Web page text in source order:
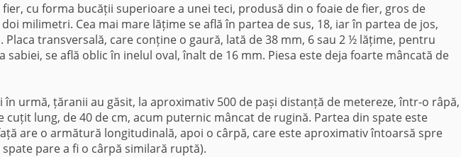
fier, cu forma bucății superioare a unei teci, produsă din o foaie de fier, gros de
milimetri. Cea mai mare lățime se află în partea de sus, 18, iar în partea de jos,
Placa transversală, care conține o gaură, lată de 38 mm, 6 sau 2 ½ lățime, pentru
sabiei, se află oblic în inelul oval, înalt de 16 mm. Piesa este deja foarte mâncată de
în urmă, țăranii au găsit, la aproximativ 500 de pași distanță de metereze, într-o râpă,
cuțit lung, de 40 de cm, acum puternic mâncat de rugină. Partea din spate este
are o armătură longitudinală, apoi o cârpă, care este aproximativ întoarsă spre
pare a fi o cârpă similară ruptă).